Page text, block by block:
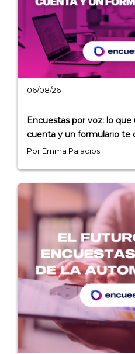
CÓMO FUNCIONA
PLANTILLAS
PRECIOS
BLOG
ACCEDER →
06/08/26
Encuestas por voz: lo
cuenta y un formulario te
Por Emma Palacios